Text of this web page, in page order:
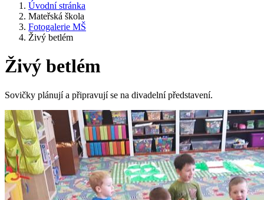
Úvodní stránka
Mateřská škola
Fotogalerie MŠ
Živý betlém
Živý betlém
Sovičky plánují a připravují se na divadelní představení.